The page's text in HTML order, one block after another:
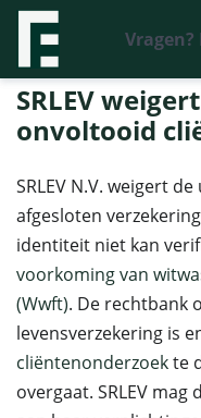
Vragen?
Financieel Recht Advocaten
wegens onvoltooid
SRLEV
onvoltooid
SRLEV N.V. weigert
afgesloten
identiteit niet kan
voorkoming van
(Wwft). De rechtbank
levensverzekering is
cliëntenonderzoekte
overgaat. SRLEV